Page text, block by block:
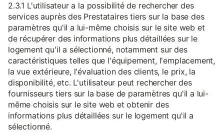
2.3.1 L'utilisateur a la possibilité de rechercher des
services auprès des Prestataires tiers sur la base des
paramètres qu'il a lui-même choisis sur le site web et
de récupérer des informations plus détaillées sur le
logement qu'il a sélectionné, notamment sur des
caractéristiques telles que l'équipement, l'emplacement,
la vue extérieure, l'évaluation des clients, le prix, la
disponibilité, etc. L'utilisateur peut rechercher des
fournisseurs tiers sur la base de paramètres qu'il a lui-
même choisis sur le site web et obtenir des
informations plus détaillées sur le logement qu'il a
sélectionné.